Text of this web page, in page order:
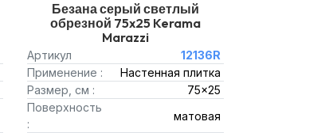
Безана серый светлый
обрезной 75x25 Kerama
Marazzi
Артикул
12136R
Применение :
Настенная плитка
Размер, см :
75x25
Поверхность
:
матовая